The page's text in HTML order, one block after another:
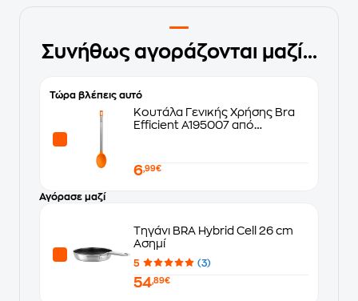
Συνήθως αγοράζονται μαζί...
Τώρα βλέπεις αυτό
Κουτάλα Γενικής Χρήσης Bra
Efficient A195007 από
6,99€
Αγόρασε μαζί
Τηγάνι BRA Hybrid Cell 26 cm
Ασημί
5 (3)
54,89€